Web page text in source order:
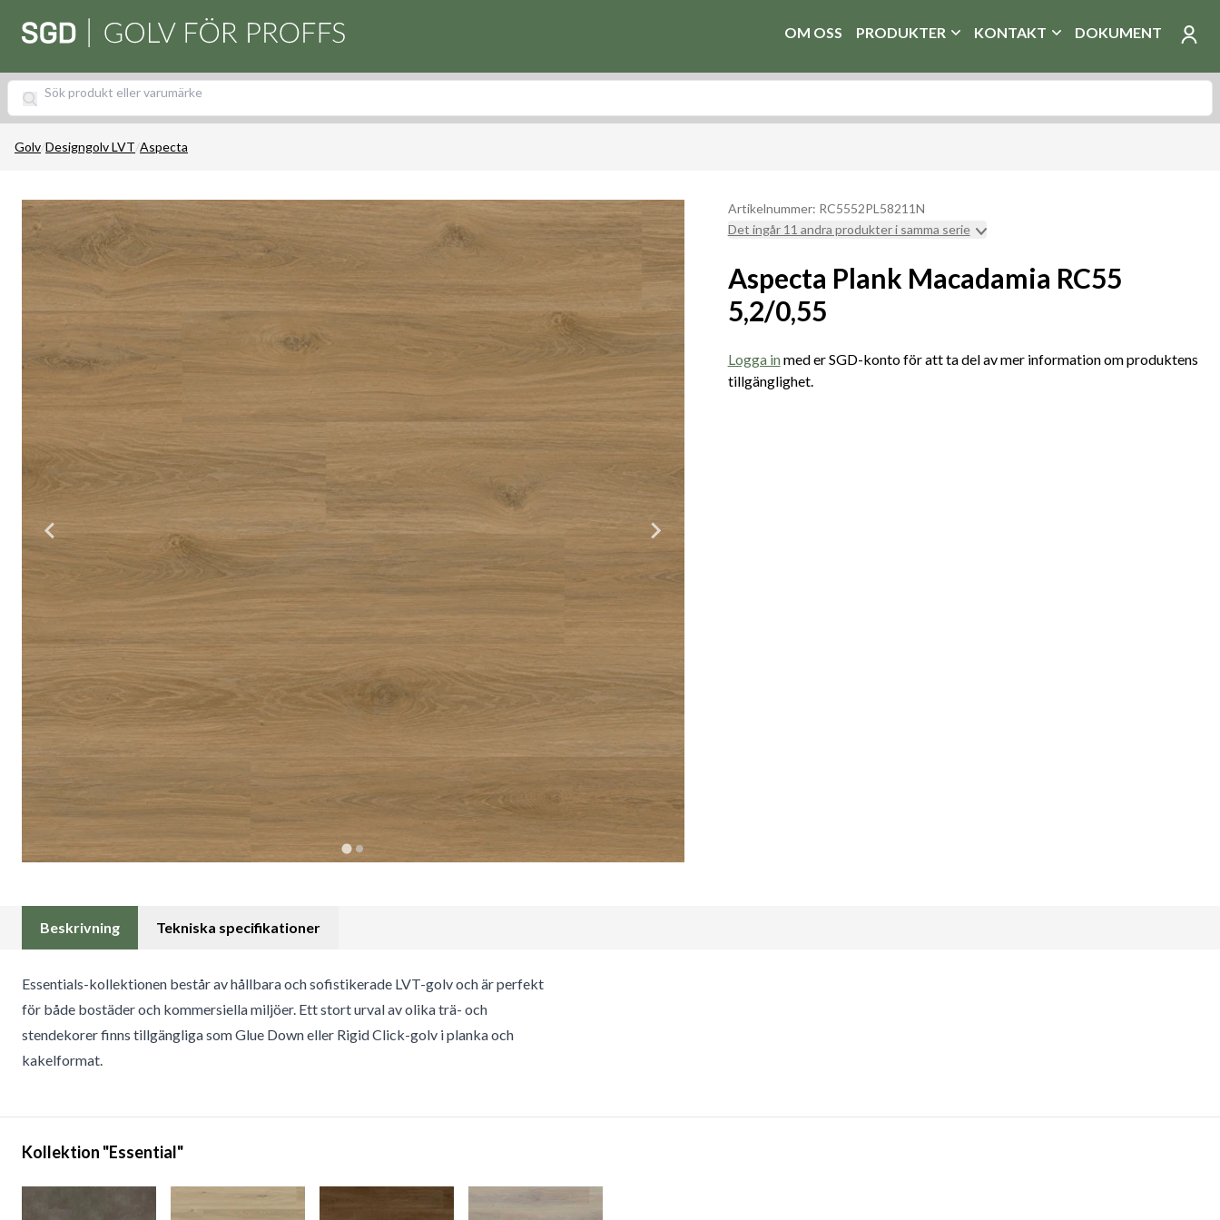
OM OSS PRODUKTER KONTAKT DOKUMENT
Golv/Designgolv LVT/Aspecta
Artikelnummer: RC5552PL58211N
Det ingår 11 andra produkter i samma serie
Aspecta Plank Macadamia RC55
5,2/0,55
Logga inmed er SGD-konto för att ta del av mer information om produktens
tillgänglighet.
Beskrivning Tekniska specifikationer
Essentials-kollektionen består av hållbara och sofistikerade LVT-golv och är perfekt
för både bostäder och kommersiella miljöer. Ett stort urval av olika trä- och
stendekorer finns tillgängliga som Glue Down eller Rigid Click-golv i planka och
kakelformat.
Kollektion "Essential"